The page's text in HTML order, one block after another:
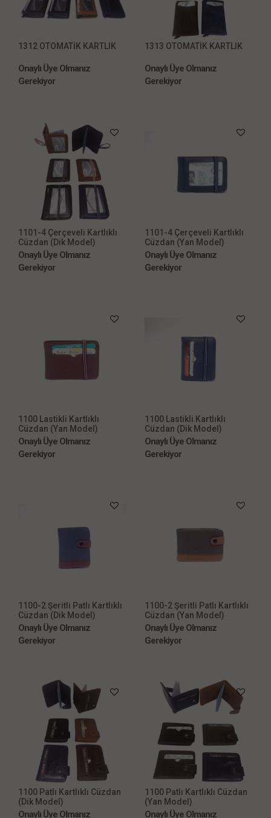
1312 OTOMATİK KARTLIK
Onaylı Üye Olmanız
Gerekiyor
1313 OTOMATİK KARTLIK
Onaylı Üye Olmanız
Gerekiyor
1101-4 Çerçeveli Kartlıklı
Cüzdan (Dik Model)
Onaylı Üye Olmanız
Gerekiyor
1101-4 Çerçeveli Kartlıklı
Cüzdan (Yan Model)
Onaylı Üye Olmanız
Gerekiyor
1100 Lastikli Kartlıklı
Cüzdan (Yan Model)
Onaylı Üye Olmanız
Gerekiyor
1100 Lastikli Kartlıklı
Cüzdan (Dik Model)
Onaylı Üye Olmanız
Gerekiyor
1100-2 Şeritli Patlı Kartlıklı
Cüzdan (Dik Model)
Onaylı Üye Olmanız
Gerekiyor
1100-2 Şeritli Patlı Kartlıklı
Cüzdan (Yan Model)
Onaylı Üye Olmanız
Gerekiyor
1100 Patlı Kartlıklı Cüzdan
(Dik Model)
Onaylı Üye Olmanız
1100 Patlı Kartlıklı Cüzdan
(Yan Model)
Onaylı Üye Olmanız